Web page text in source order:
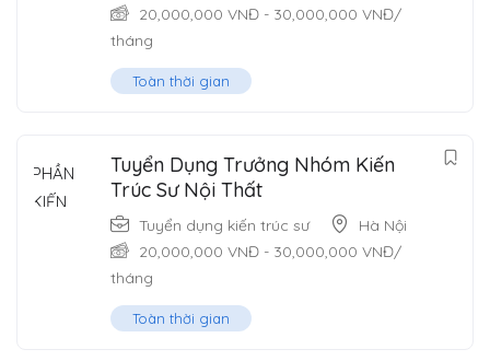
20,000,000 VNĐ - 30,000,000 VNĐ/
tháng
Toàn thời gian
Tuyển Dụng Trưởng Nhóm Kiến
Trúc Sư Nội Thất
Tuyển dụng kiến trúc sư
Hà Nội
20,000,000 VNĐ - 30,000,000 VNĐ/
tháng
Toàn thời gian